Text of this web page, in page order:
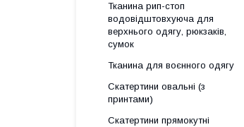
Тканина рип-стоп
водовідштовхуюча для
верхнього одягу, рюкзаків,
сумок
Тканина для воєнного одягу
Скатертини овальні (з
принтами)
Скатертини прямокутні